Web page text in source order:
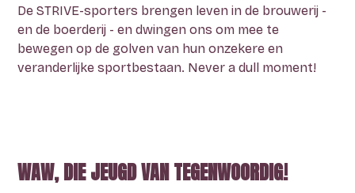
De STRIVE-sporters brengen leven in de brouwerij -
en de boerderij - en dwingen ons om mee te
bewegen op de golven van hun onzekere en
veranderlijke sportbestaan. Never a dull moment!
WAW, DIE JEUGD VAN TEGENWOORDIG!